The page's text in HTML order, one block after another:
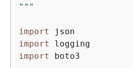
"""
import
import
import
boto3